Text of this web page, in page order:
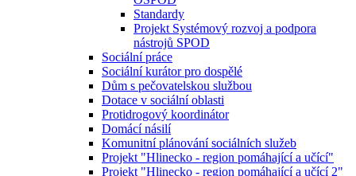
Standardy
Projekt Systémový rozvoj a podpora
nástrojů SPOD
Sociální práce
Sociální kurátor pro dospělé
Dům s pečovatelskou službou
Dotace v sociální oblasti
Protidrogový koordinátor
Domácí násilí
Komunitní plánování sociálních služeb
Projekt "Hlinecko - region pomáhající a učící"
Projekt "Hlinecko - region pomáhající a učící 2"